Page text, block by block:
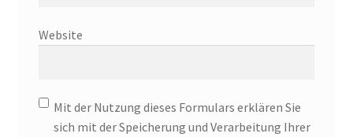
Website
Mit der Nutzung dieses Formulars erklären Sie
sich mit der Speicherung und Verarbeitung Ihrer